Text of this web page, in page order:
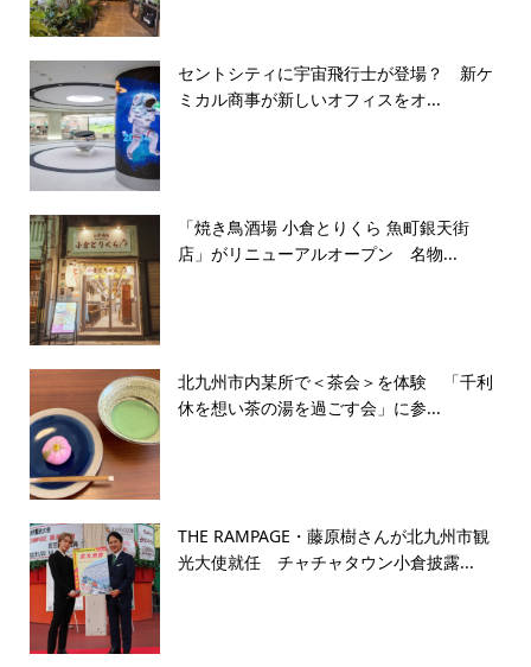
セントシティに宇宙飛行士が登場？ 新ケ
ミカル商事が新しいオフィスをオ...
「焼き鳥酒場 小倉とりくら 魚町銀天街
店」がリニューアルオープン 名物...
北九州市内某所で＜茶会＞を体験 「千利
休を想い茶の湯を過ごす会」に参...
THE RAMPAGE・藤原樹さんが北九州市観
光大使就任 チャチャタウン小倉披露...